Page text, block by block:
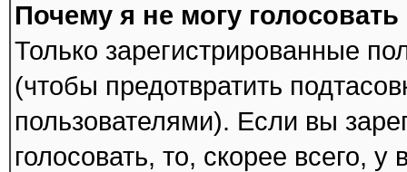
Почему я не могу
Только зарегистрированные
(чтобы предотвратить
пользователями). Если вы
голосовать, то, скорее всего,